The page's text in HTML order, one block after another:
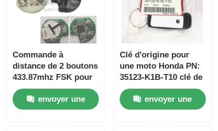
Commande à
distance de 2 boutons
433.87mhz FSK pour
Su-zuki Jim-ny 2005-
2017 Sans puce
37182-A7 Seule
envoyer une
Clé d'origine pour
une moto Honda PN:
35123-K1B-T10 clé de
voiture à distance à
trois boutons
FSK433.92MHz
envoyer une